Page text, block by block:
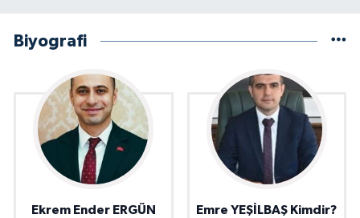
Biyografi
Ekrem Ender ERGÜN
Emre YEŞİLBAŞ Kimdir?